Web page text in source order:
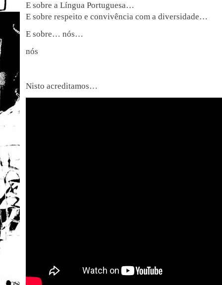
E sobre a Língua Portuguesa…
E sobre respeito e convivência com a diversidade…
E sobre… nós…
nós
Nisto acreditamos…